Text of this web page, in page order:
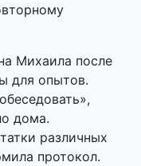
Михаила после
для опытов.
дома.
различных
протокол.